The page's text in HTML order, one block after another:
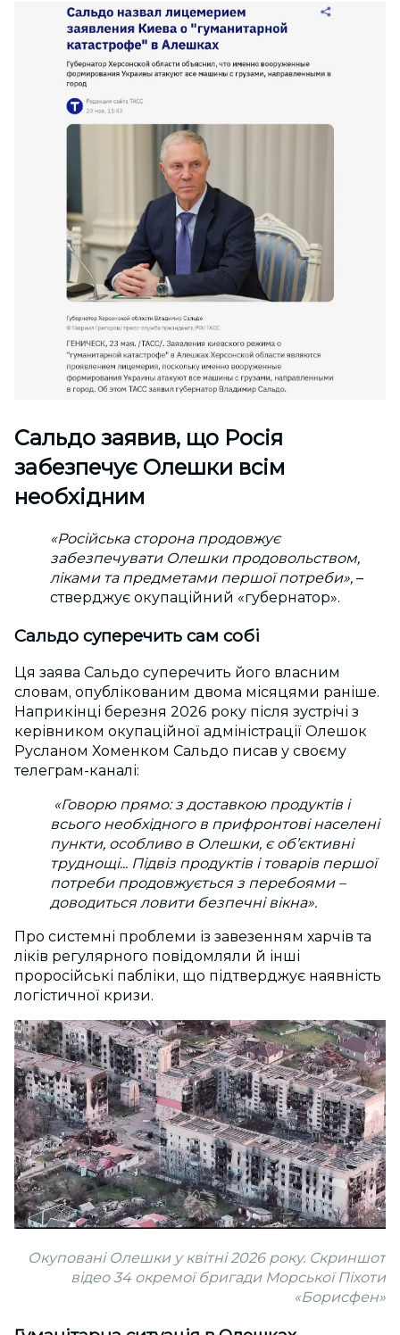
Сальдо заявив, що Росія
забезпечує Олешки всім
необхідним
«Російська сторона продовжує
забезпечувати Олешки продовольством,
ліками та предметами першої потреби», –
стверджує окупаційний «губернатор».
Сальдо суперечить сам собі
Ця заява Сальдо суперечить його власним
словам, опублікованим двома місяцями раніше.
Наприкінці березня 2026 року після зустрічі з
керівником окупаційної адміністрації Олешок
Русланом Хоменком Сальдо писав у своєму
телеграм-каналі:
«Говорю прямо: з доставкою продуктів і
всього необхідного в прифронтові населені
пункти, особливо в Олешки, є об’єктивні
труднощі... Підвіз продуктів і товарів першої
потреби продовжується з перебоями –
доводиться ловити безпечні вікна».
Про системні проблеми із завезенням харчів та
ліків регулярного повідомляли й інші
проросійські пабліки, що підтверджує наявність
логістичної кризи.
Окуповані Олешки у квітні 2026 року. Скриншот
відео 34 окремої бригади Морської Піхоти
«Борисфен»